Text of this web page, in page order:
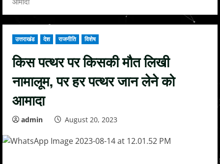
उत्तराखंड देश राजनीति विशेष
किस पत्थर पर किसकी मौत लिखी
नामालूम, पर हर पत्थर जान लेने को
आमादा
admin August 20, 2023